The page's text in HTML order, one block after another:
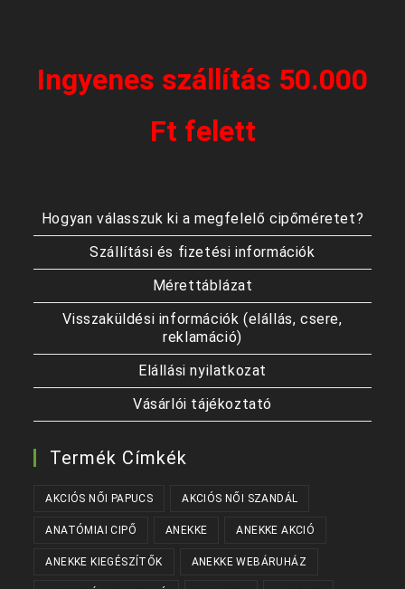
Ingyenes szállítás 50.000
Ft felett
Hogyan válasszuk ki a megfelelő cipőméretet?
Szállítási és fizetési információk
Mérettáblázat
Visszaküldési információk (elállás, csere,
reklamáció)
Elállási nyilatkozat
Vásárlói tájékoztató
Termék Címkék
AKCIÓS NŐI PAPUCS AKCIÓS NŐI SZANDÁL
ANATÓMIAI CIPŐ ANEKKE ANEKKE AKCIÓ
ANEKKE KIEGÉSZÍTŐK ANEKKE WEBÁRUHÁZ